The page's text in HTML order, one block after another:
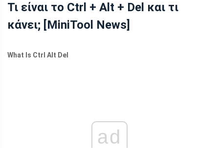
MINITOOL
Τι είναι το Ctrl + Alt + Del και τι
κάνει; [MiniTool News]
What Is Ctrl Alt Del
ad